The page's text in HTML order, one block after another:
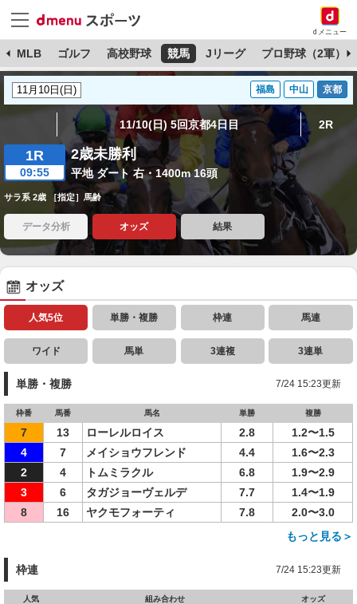
dメニュー
MLB ゴルフ 高校野球 競馬 Jリーグ プロ野球（2軍）
福島 中山 京都
11/10(日) 5回京都4日目 2R
1R
09:55
2歳未勝利
平地 ダート 右・1400m 16頭
サラ系 2歳 ［指定］馬齢
データ分析 オッズ 結果
オッズ
人気5位 単勝・複勝 枠連 馬連
ワイド 馬単 3連複 3連単
単勝・複勝 7/24 15:23更新
枠番 馬番 馬名 単勝 複勝
7 13 ローレルロイス 2.8
1.2〜1.5
4
7 メイショウフレンド 4.4
1.6〜2.3
2
4 トムミラクル 6.8
1.9〜2.9
3
6 タガジョーヴェルデ 7.7
1.4〜1.9
8
16 ヤクモフォーティ 7.8
2.0〜3.0
もっと見る＞
枠連 7/24 15:23更新
人気 組み合わせ オッズ